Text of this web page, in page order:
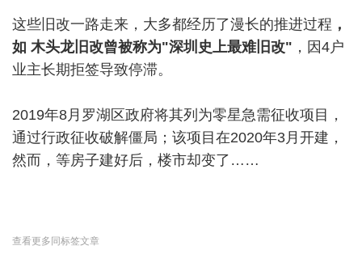
这些旧改一路走来，大多都经历了漫长的推进过程 ，
如 木头龙旧改曾被称为"深圳史上最难旧改" ，因4户
业主长期拒签导致停滞。
2019年8月罗湖区政府将其列为零星急需征收项目，
通过行政征收破解僵局；该项目在2020年3月开建，
然而，等房子建好后，楼市却变了……
查看更多同标签文章